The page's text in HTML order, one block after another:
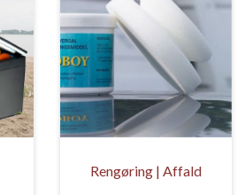
Rengøring | Affald